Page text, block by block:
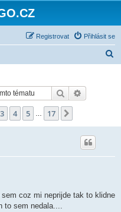
Přihlásit se
Registrovat
Hledat
z 17
3 4 5 17
coz mi neprijde tak to klidne
to sem nedala....